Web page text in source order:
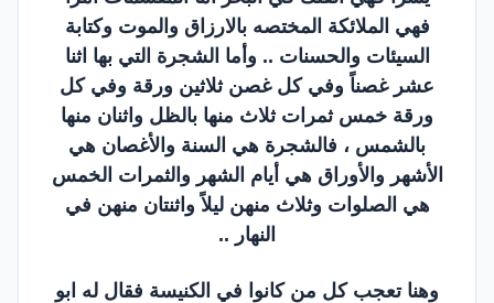
فهي الملائكة المختصه بالارزاق والموت وكتابة
السيئات والحسنات .. وأما الشجرة التي بها اثنا
عشر غصناً وفي كل غصن ثلاثين ورقة وفي كل
ورقة خمس ثمرات ثلاث منها بالظل واثنان منها
بالشمس ، فالشجرة هي السنة والأغصان هي
الأشهر والأوراق هي أيام الشهر والثمرات الخمس
هي الصلوات وثلاث منهن ليلاً واثنتان منهن في
النهار ..
وهنا تعجب كل من كانوا في الكنيسة فقال له ابو